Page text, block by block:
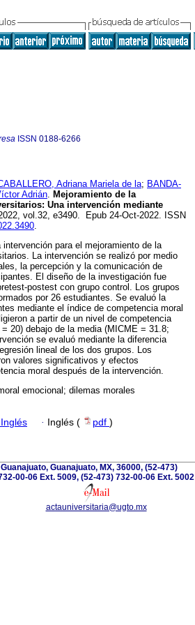
ISSN 0188-6266
Adriana Mariela de la; BANDA-
Adrián. Mejoramiento de la
Una intervención mediante
vol.32, e3490. Epub 24-Oct-2022. ISSN
.
para el mejoramiento de la
La intervención se realizó por medio
la percepción y la comunicación de
El diseño de la investigación fue
postest con grupo control. Los grupos
por 26 estudiantes. Se evaluó la
mediante el índice de competencia moral
a partir de un nivel de competencia
20) debajo de la media (MICME = 31.8;
se evaluó mediante la diferencia
lineal de los dos grupos. Los
valores significativos y efectos
moral después de la intervención.
emocional; dilemas morales
· Inglés ( pdf )
Guanajuato, MX, 36000, (52-473)
00-06 Ext. 5009, (52-473) 732-00-06 Ext. 5002
actauniversitaria@ugto.mx